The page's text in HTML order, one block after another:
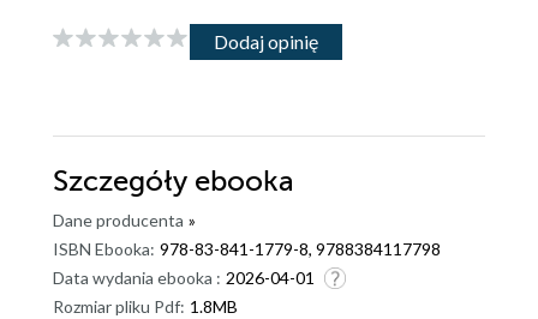
Dodaj opinię
Szczegóły ebooka
Dane producenta »
ISBN Ebooka: 978-83-841-1779-8, 9788384117798
Data wydania ebooka : 2026-04-01
Rozmiar pliku Pdf: 1.8MB